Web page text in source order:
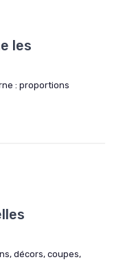
les
: proportions
décors, coupes,